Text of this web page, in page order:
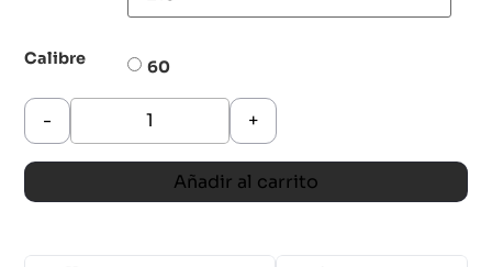
Calibre 60
- +
Añadir al carrito